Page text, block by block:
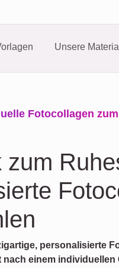
Unsere
Fotocollagen
zum
personalisierte
nach einem